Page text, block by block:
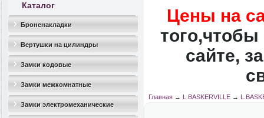
Каталог
Броненакладки
Вертушки на цилиндры
Замки кодовые
Замки межкомнатные
Замки электромеханические
Цены на
того,чтобы
сайте,
Главная→ L.BASKERVILLE→